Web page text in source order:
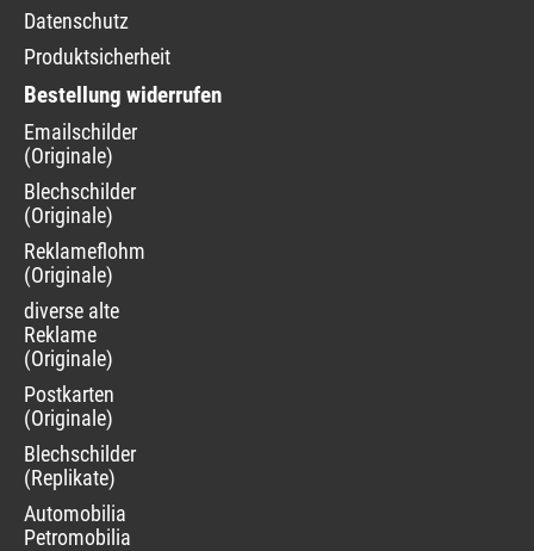
Datenschutz
Produktsicherheit
Bestellung widerrufen
Navigation
überspringen
Emailschilder
(Originale)
Blechschilder
(Originale)
Reklameflohmarkt
(Originale)
diverse alte
Reklame
(Originale)
Postkarten
(Originale)
Blechschilder
(Replikate)
Automobilia
Petromobilia